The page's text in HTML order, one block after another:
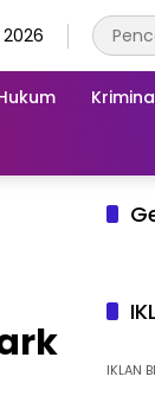
IKLAN BI